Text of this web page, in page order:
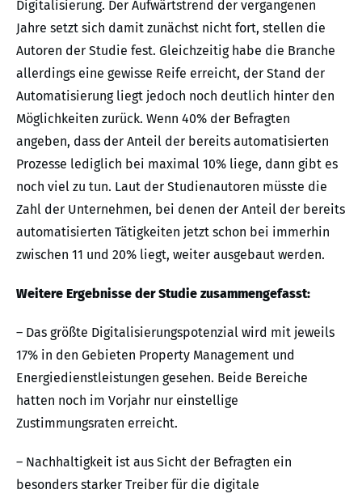
Digitalisierung. Der Aufwärtstrend der vergangenen
Jahre setzt sich damit zunächst nicht fort, stellen die
Autoren der Studie fest. Gleichzeitig habe die Branche
allerdings eine gewisse Reife erreicht, der Stand der
Automatisierung liegt jedoch noch deutlich hinter den
Möglichkeiten zurück. Wenn 40% der Befragten
angeben, dass der Anteil der bereits automatisierten
Prozesse lediglich bei maximal 10% liege, dann gibt es
noch viel zu tun. Laut der Studienautoren müsste die
Zahl der Unternehmen, bei denen der Anteil der bereits
automatisierten Tätigkeiten jetzt schon bei immerhin
zwischen 11 und 20% liegt, weiter ausgebaut werden.
Weitere Ergebnisse der Studie zusammengefasst:
– Das größte Digitalisierungspotenzial wird mit jeweils
17% in den Gebieten Property Management und
Energiedienstleistungen gesehen. Beide Bereiche
hatten noch im Vorjahr nur einstellige
Zustimmungsraten erreicht.
– Nachhaltigkeit ist aus Sicht der Befragten ein
besonders starker Treiber für die digitale